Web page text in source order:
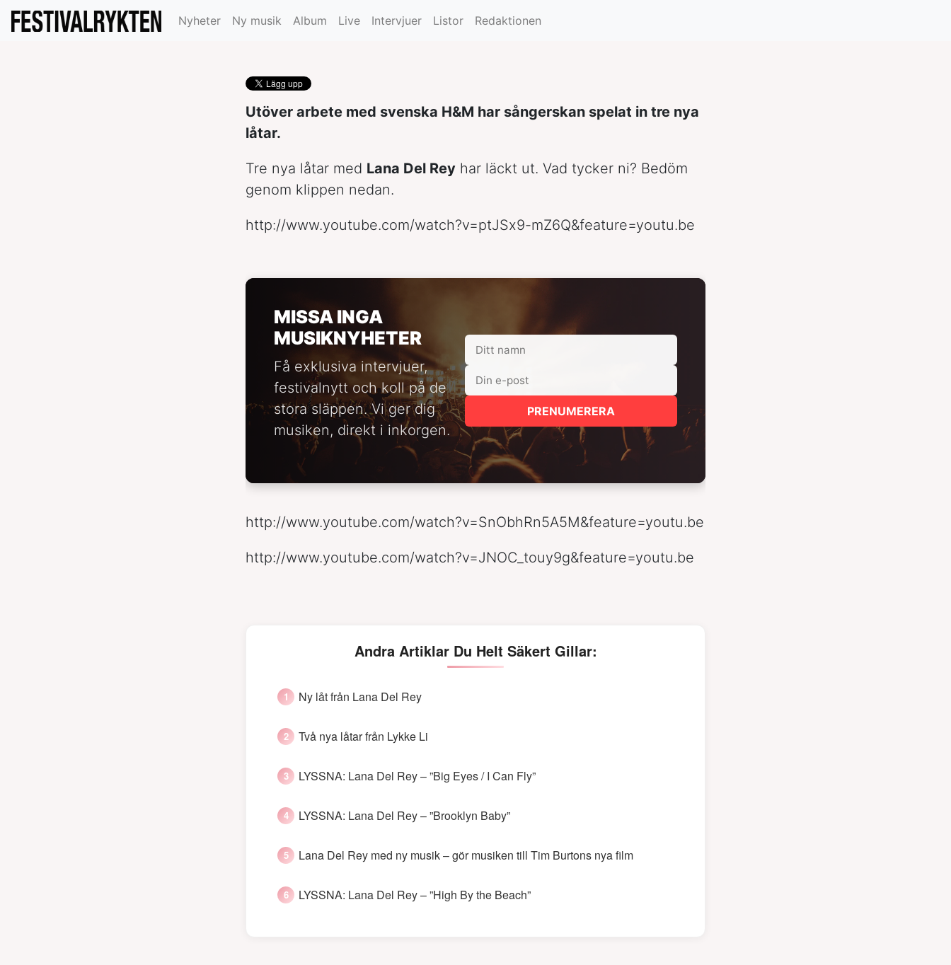
Nyheter Ny musik Album Live Intervjuer Listor Redaktionen
Utöver arbete med svenska H&M har sångerskan spelat in tre nya
låtar.
Tre nya låtar med Lana Del Rey har läckt ut. Vad tycker ni? Bedöm
genom klippen nedan.
http://www.youtube.com/watch?v=ptJSx9-mZ6Q&feature=youtu.be
MISSA INGA
MUSIKNYHETER
Få exklusiva intervjuer,
festivalnytt och koll på de
stora släppen. Vi ger dig
musiken, direkt i inkorgen.
PRENUMERERA
http://www.youtube.com/watch?v=SnObhRn5A5M&feature=youtu.be
http://www.youtube.com/watch?v=JNOC_touy9g&feature=youtu.be
Andra Artiklar Du Helt Säkert Gillar:
Ny låt från Lana Del Rey
Två nya låtar från Lykke Li
LYSSNA: Lana Del Rey – ”Big Eyes / I Can Fly”
LYSSNA: Lana Del Rey – ”Brooklyn Baby”
Lana Del Rey med ny musik – gör musiken till Tim Burtons nya film
LYSSNA: Lana Del Rey – ”High By the Beach”